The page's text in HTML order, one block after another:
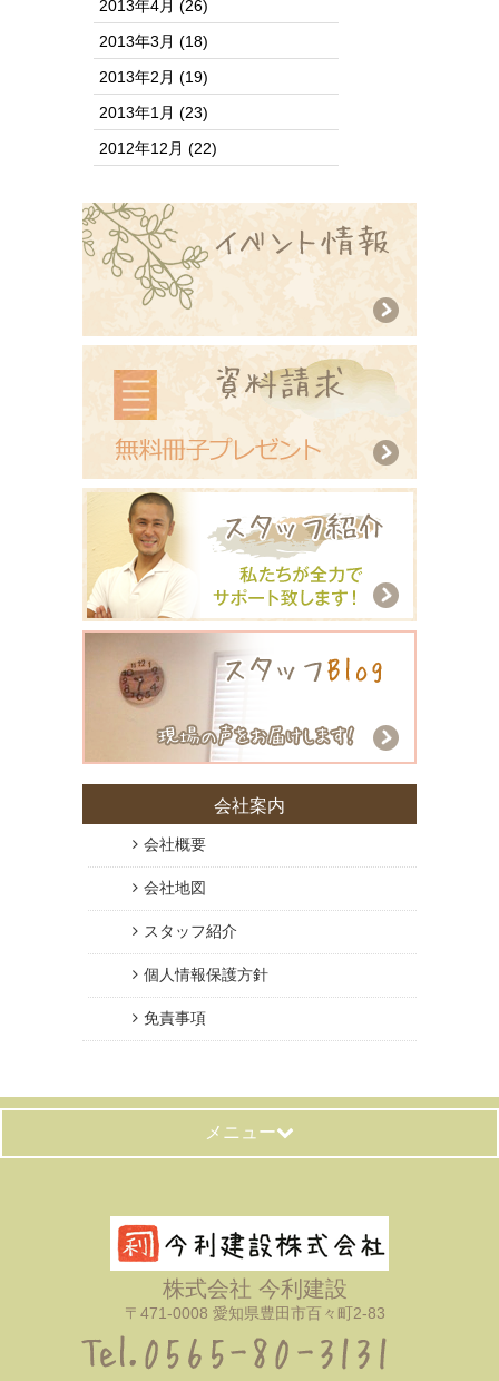
2013年4月 (26)
2013年3月 (18)
2013年2月 (19)
2013年1月 (23)
2012年12月 (22)
会社案内
会社概要
会社地図
スタッフ紹介
個人情報保護方針
免責事項
メニュー
株式会社 今利建設
〒471-0008 愛知県豊田市百々町2-83